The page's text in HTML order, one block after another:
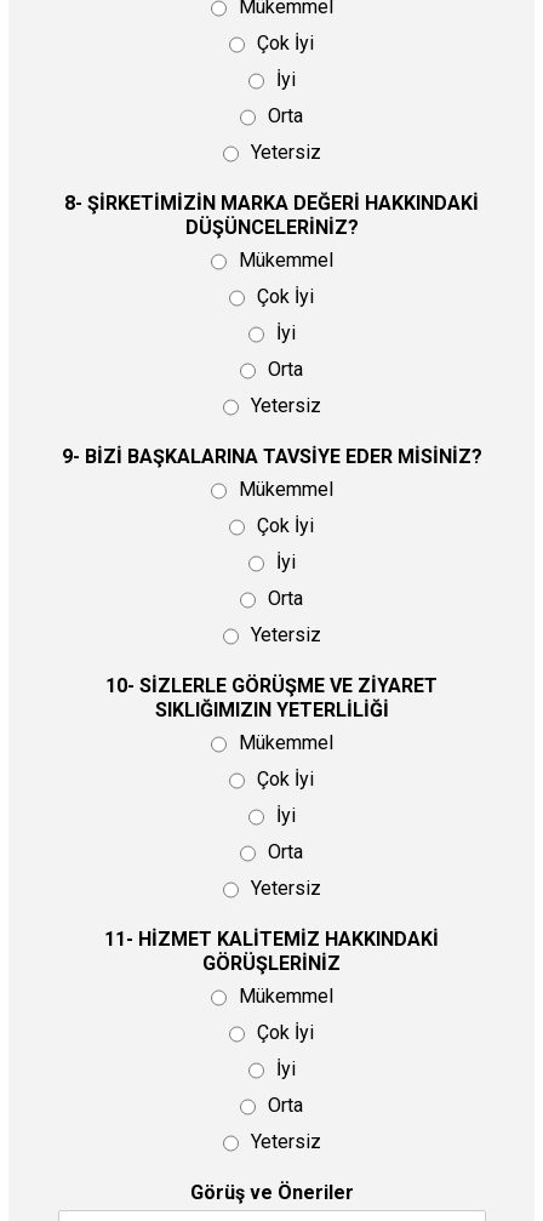
Mükemmel
Çok İyi
İyi
Orta
Yetersiz
8- ŞİRKETİMİZİN MARKA DEĞERİ HAKKINDAKİ
DÜŞÜNCELERİNİZ?
Mükemmel
Çok İyi
İyi
Orta
Yetersiz
9- BİZİ BAŞKALARINA TAVSİYE EDER MİSİNİZ?
Mükemmel
Çok İyi
İyi
Orta
Yetersiz
10- SİZLERLE GÖRÜŞME VE ZİYARET
SIKLIĞIMIZIN YETERLİLİĞİ
Mükemmel
Çok İyi
İyi
Orta
Yetersiz
11- HİZMET KALİTEMİZ HAKKINDAKİ
GÖRÜŞLERİNİZ
Mükemmel
Çok İyi
İyi
Orta
Yetersiz
Görüş ve Öneriler